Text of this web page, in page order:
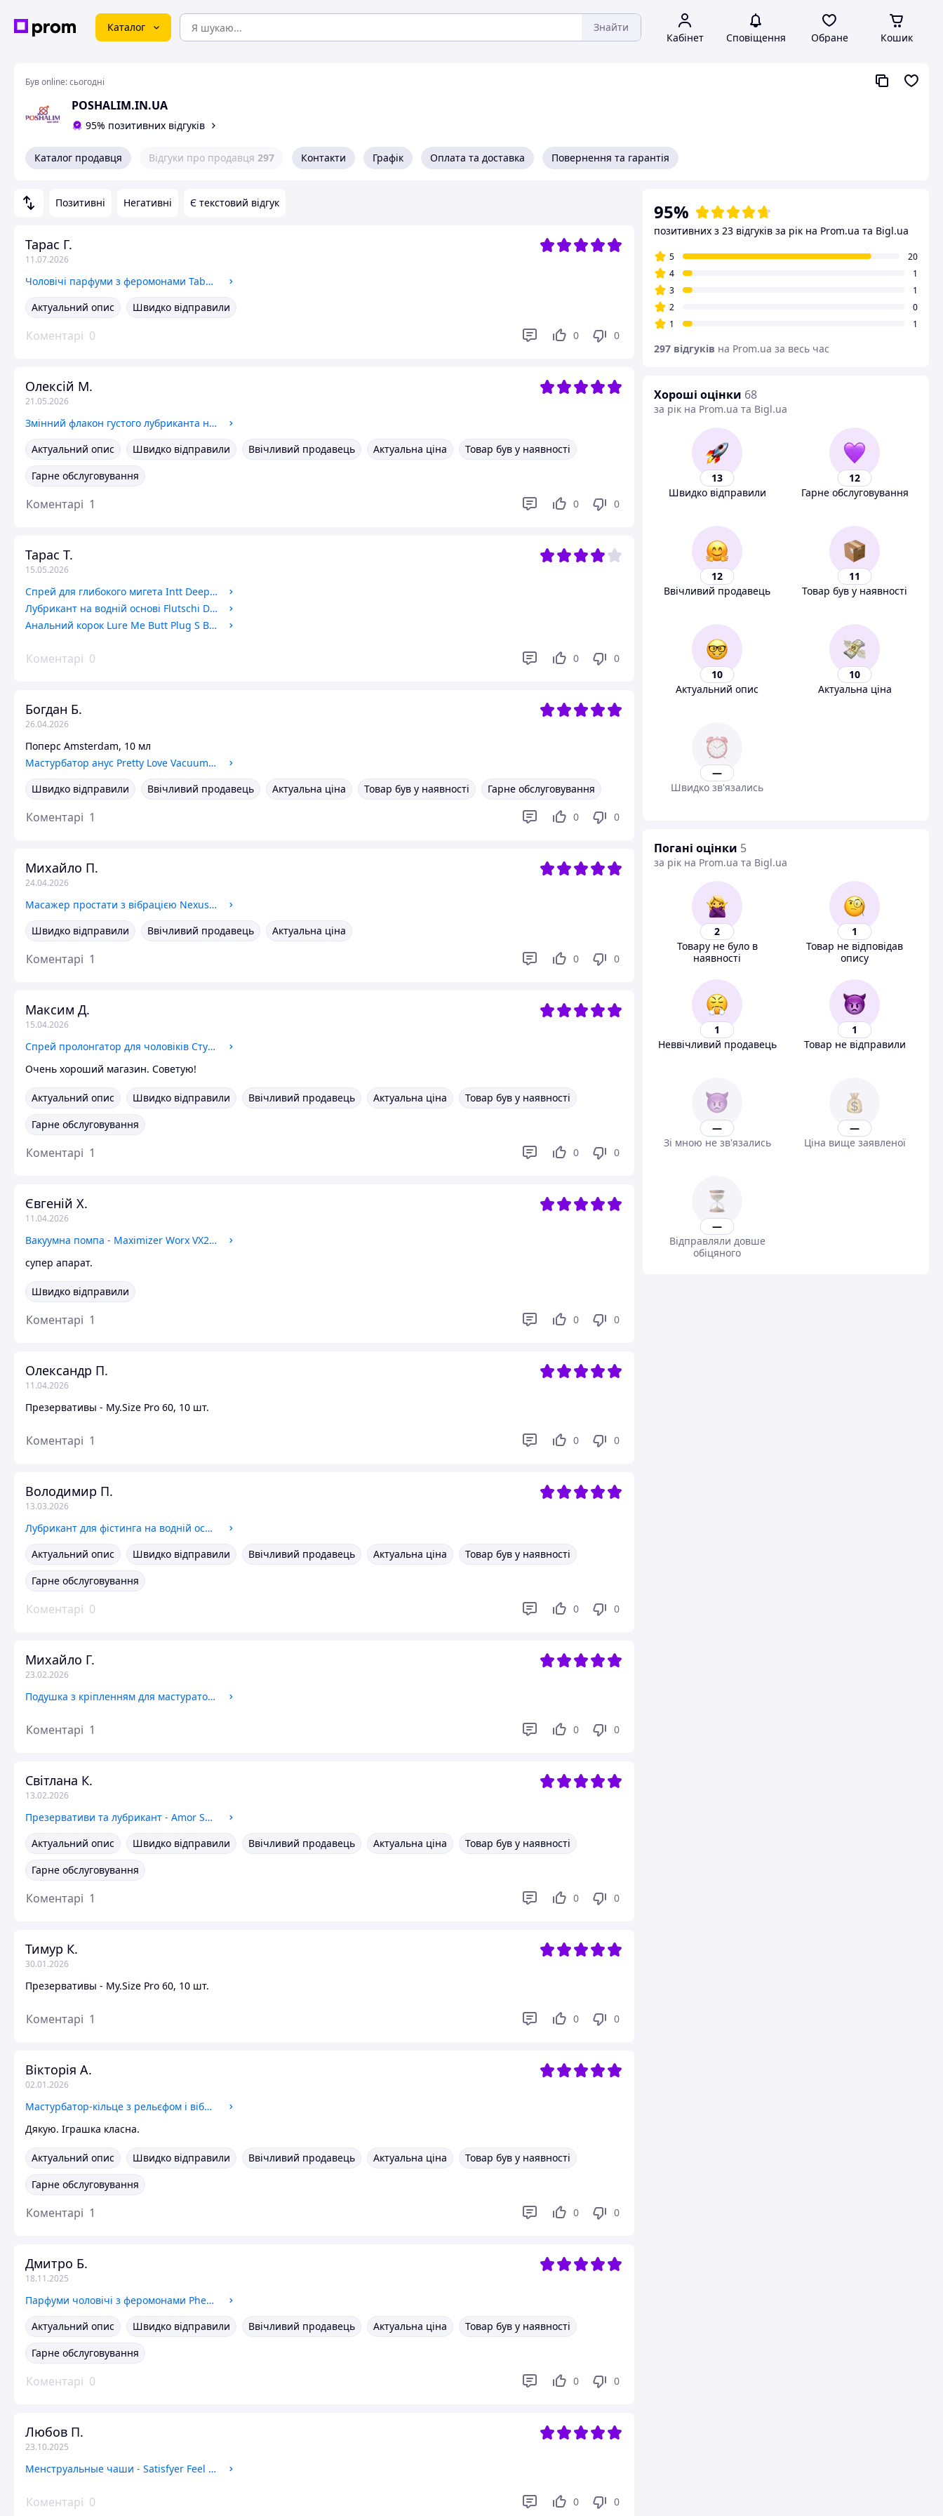
Каталог Знайти
Кабінет Сповіщення Обране Кошик
Був online:сьогодні
POSHALIM.IN.UA
95% позитивних відгуків
Каталог продавця Відгуки про продавця 297 Контакти Графік Оплата та доставка Повернення та гарантія
Позитивні Негативні Є текстовий відгук
Тарас Г.
11.07.2026
Чоловічі парфуми з феромонами Taboo Domination 50 мл стійкий аромат для впевненого чоловіка
Актуальний опис
Швидко відправили
Коментарі 0 0 0
Олексій М.
21.05.2026
Змінний флакон густого лубриканта на водній основі Tenga Lotion Refill Mild (170 мл)
Актуальний опис
Швидко відправили Ввічливий продавець Актуальна ціна
Товар був у наявності
Гарне обслуговування
Коментарі 1 0 0
Тарас Т.
15.05.2026
Спрей для глибокого мигета Intt Deep Throat Oral Spray (12 мл)
Лубрикант на водній основі Flutschi Das Original, 200 мл
Анальний корок Lure Me Butt Plug S Black
Коментарі 0 0 0
Богдан Б.
26.04.2026
Поперс Amsterdam, 10 мл
Мастурбатор анус Pretty Love Vacuum Cup Masturbator Anus 18 см реалістичний чоловічий мастурбатор з рельєфною текстурою
Швидко відправили
Ввічливий продавець Актуальна ціна Товар був у наявності Гарне обслуговування
Коментарі 1 0 0
Михайло П.
24.04.2026
Масажер простати з вібрацією Nexus G-Play Plus L Purple
Швидко відправили
Ввічливий продавець Актуальна ціна
Коментарі 1 0 0
Максим Д.
15.04.2026
Спрей пролонгатор для чоловіків Студ 5000
Очень хороший магазин. Советую!
Актуальний опис Швидко відправили Ввічливий продавець Актуальна ціна
Товар був у наявності
Гарне обслуговування
Коментарі 1 0 0
Євгеній Х.
11.04.2026
Вакуумна помпа - Maximizer Worx VX2 Pussy Pump
супер апарат.
Швидко відправили
Коментарі 1 0 0
Олександр П.
11.04.2026
Презервативы - My.Size Pro 60, 10 шт.
Коментарі 1 0 0
Володимир П.
13.03.2026
Лубрикант для фістинга на водній основі Power Fist 500 мл
Актуальний опис
Швидко відправили Ввічливий продавець Актуальна ціна
Товар був у наявності
Гарне обслуговування
Коментарі 0 0 0
Михайло Г.
23.02.2026
Подушка з кріпленням для мастуратора Kiiroo Keon Pillow and Strap, 3 позиції
Коментарі 1 0 0
Світлана К.
13.02.2026
Презервативи та лубрикант - Amor Set Mix Condom, 100 шт. and Vibratissimo Play Gel Med, 250 мл
Актуальний опис
Швидко відправили Ввічливий продавець Актуальна ціна
Товар був у наявності
Гарне обслуговування
Коментарі 1 0 0
Тимур К.
30.01.2026
Презервативы - My.Size Pro 60, 10 шт.
Коментарі 1 0 0
Вікторія А.
02.01.2026
Мастурбатор-кільце з рельєфом і вібрацією Satisfyer Ring Stroker, чорний
Дякую. Іграшка класна.
Актуальний опис Швидко відправили Ввічливий продавець Актуальна ціна
Товар був у наявності
Гарне обслуговування
Коментарі 1 0 0
Дмитро Б.
18.11.2025
Парфуми чоловічі з феромонами Pherostrong Parfüm Pheromone 15 ml MEN
Актуальний опис
Швидко відправили Ввічливий продавець Актуальна ціна
Товар був у наявності
Гарне обслуговування
Коментарі 0 0 0
Любов П.
23.10.2025
Менструальные чаши - Satisfyer Feel Confident Violet
Коментарі 0 0 0
95%
позитивних з 23 відгуків за рік на Prom.ua та Bigl.ua
5
20
4
1
3
1
2
0
1
1
297 відгуків на Prom.ua за весь час
Хороші оцінки 68
за рік на Prom.ua та Bigl.ua
13
Швидко відправили
12
Гарне обслуговування
12
Ввічливий продавець
11
Товар був у наявності
10
Актуальний опис
10
Актуальна ціна
—
Швидко зв'язались
Погані оцінки 5
за рік на Prom.ua та Bigl.ua
2
Товару не було в
наявності
1
Товар не відповідав
опису
1
Неввічливий продавець
1
Товар не відправили
—
Зі мною не зв'язались
—
Ціна вище заявленої
—
Відправляли довше
обіцяного